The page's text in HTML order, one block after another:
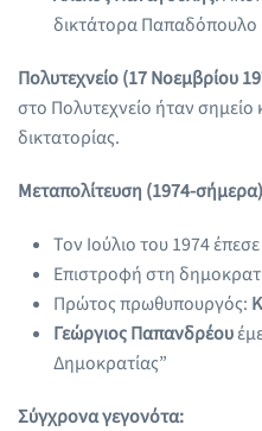
δικτάτορα Παπαδόπουλο
Πολυτεχνείο (17 Νοεμβρίου
στο Πολυτεχνείο ήταν
δικτατορίας.
Μεταπολίτευση (1974-
Τον Ιούλιο του 1974
Επιστροφή στη
Πρώτος πρωθυπουργός:
Γεώργιος Παπανδρέου
Δημοκρατίας”
Σύγχρονα γεγονότα: